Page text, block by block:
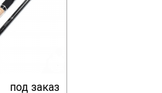
под заказ